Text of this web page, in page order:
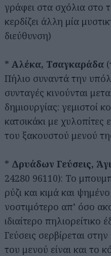
γράφει στα σχόλια στο
κερδίζει άλλη μία
διεύθυνση)
* Αλέκα, Τσαγκαράδα
Πήλιο συναντά την
συνταγές κινούνται
δημιουργίας: γεμιστοί
κατσικάκι με
του ξακουστού μενού
* Δρυάδων Γεύσεις,
24280 96110): Το
ρύζι και κιμά και
νοστιμότερο απ’ όσο
ιδιαίτερο
Γεύσεις σερβίρεται
του μενού είναι και το